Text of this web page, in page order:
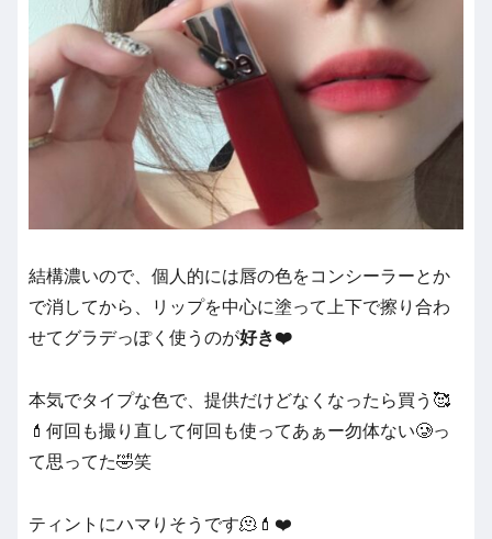
結構濃いので、個人的には唇の色をコンシーラーとか
で消してから、リップを中心に塗って上下で擦り合わ
せてグラデっぽく使うのが好き❤️
本気でタイプな色で、提供だけどなくなったら買う🥰
💄何回も撮り直して何回も使ってあぁー勿体ない🥲っ
て思ってた🤣笑
ティントにハマりそうです🫠💄❤️